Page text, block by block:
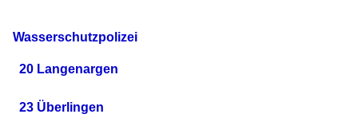
Wasserschutzpolizei
20 Langenargen
23 Überlingen